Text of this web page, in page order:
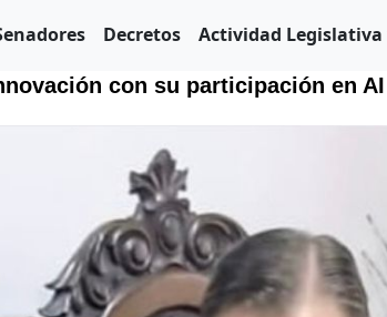
Decretos Actividad Legislativa
con su participación en AI